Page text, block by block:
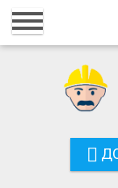
Главная
Регистрация
Добавить